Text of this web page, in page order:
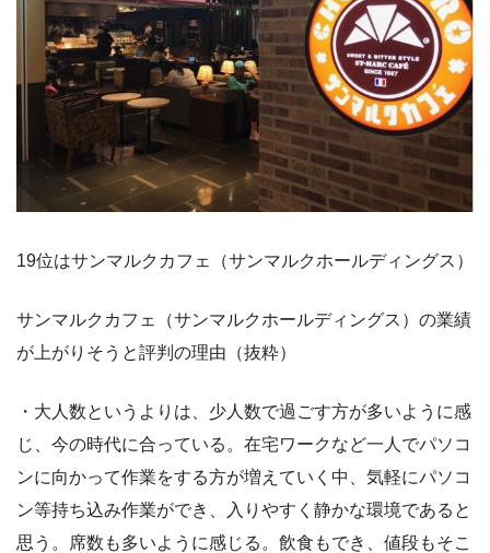
19位はサンマルクカフェ（サンマルクホールディングス）
サンマルクカフェ（サンマルクホールディングス）の業績
が上がりそうと評判の理由（抜粋）
・大人数というよりは、少人数で過ごす方が多いように感
じ、今の時代に合っている。在宅ワークなど一人でパソコ
ンに向かって作業をする方が増えていく中、気軽にパソコ
ン等持ち込み作業ができ、入りやすく静かな環境であると
思う。席数も多いように感じる。飲食もでき、値段もそこ